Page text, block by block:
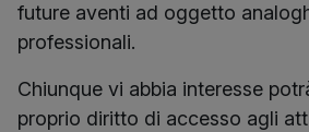
future aventi ad oggetto
professionali.
Chiunque vi abbia interesse
proprio diritto di accesso agli